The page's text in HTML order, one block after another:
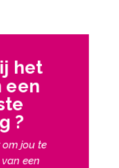
het
een
?
om jou te
een